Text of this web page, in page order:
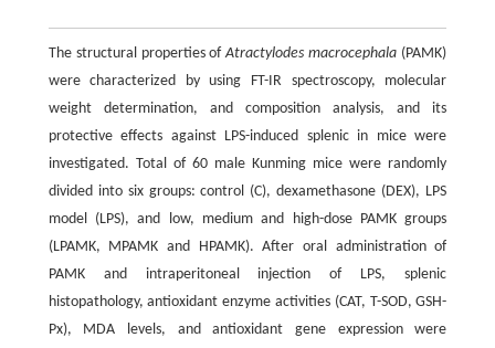
The structural properties ofAtractylodes macrocephala (PAMK)
were characterized by using FT-IR spectroscopy, molecular
weight determination, and composition analysis, and its
protective effects against LPS-induced splenic in mice were
investigated. Total of 60 male Kunming mice were randomly
divided into six groups: control (C), dexamethasone (DEX), LPS
model (LPS), and low, medium and high-dose PAMK groups
(LPAMK, MPAMK and HPAMK). After oral administration of
PAMK and intraperitoneal injection of LPS, splenic
histopathology, antioxidant enzyme activities (CAT, T-SOD, GSH-
Px), MDA levels, and antioxidant gene expression were